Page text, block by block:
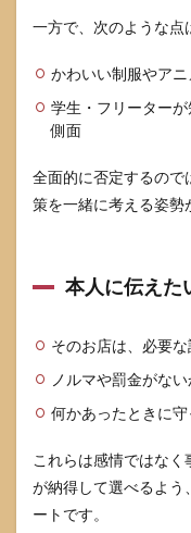
一方で、次のような点
かわいい制服やア
学生・フリーター
側面
全面的に否定するので
策を一緒に考える姿勢
本人に伝えた
そのお店は、必要
ノルマや罰金がな
何かあったときに
これらは感情ではな
が納得して選べるよう
ートです。